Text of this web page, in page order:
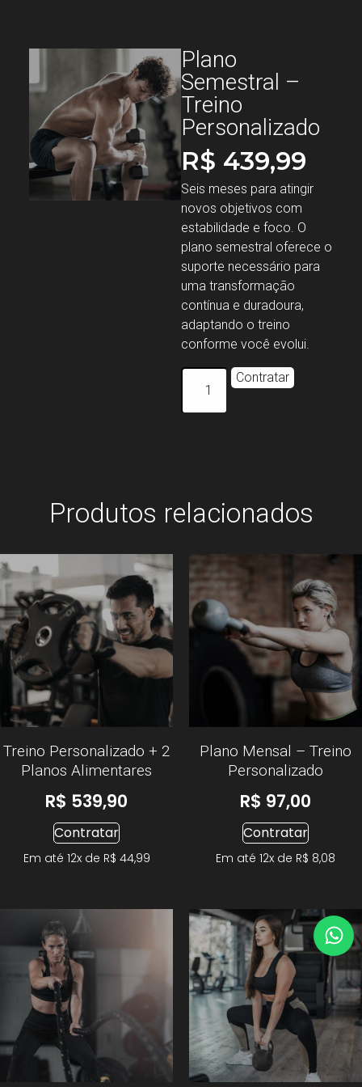
Plano
Semestral –
Treino
Personalizado
R$ 439,99
Seis meses para atingir
novos objetivos com
estabilidade e foco. O
plano semestral oferece o
suporte necessário para
uma transformação
contínua e duradoura,
adaptando o treino
conforme você evolui.
Contratar
Produtos relacionados
Treino Personalizado + 2
Planos Alimentares
R$ 539,90
Contratar
Em até 12x de R$ 44,99
Plano Mensal – Treino
Personalizado
R$ 97,00
Contratar
Em até 12x de R$ 8,08